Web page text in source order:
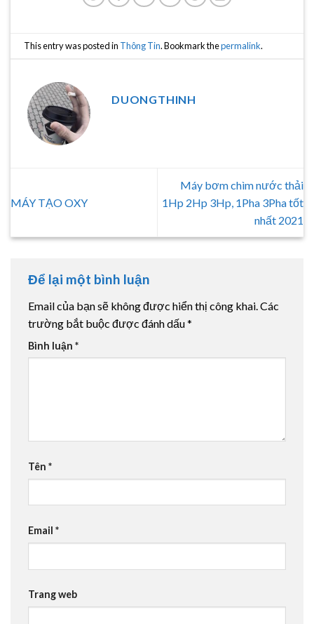
This entry was posted in Thông Tin. Bookmark thepermalink.
DUONGTHINH
MÁY TẠO OXY
Máy bơm chìm nước thải
1Hp 2Hp 3Hp, 1Pha 3Pha tốt
nhất 2021
Để lại một bình luận
Email của bạn sẽ không được hiển thị công khai. Các
trường bắt buộc được đánh dấu*
Bình luận *
Tên *
Email *
Trang web